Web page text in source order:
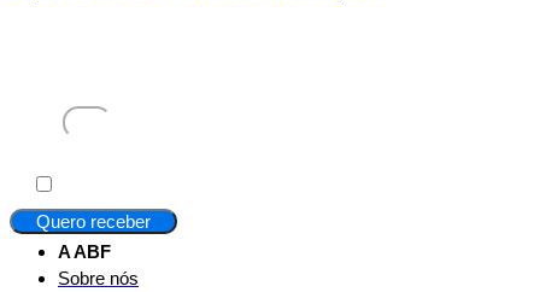
Quero receber
A ABF
Sobre nós